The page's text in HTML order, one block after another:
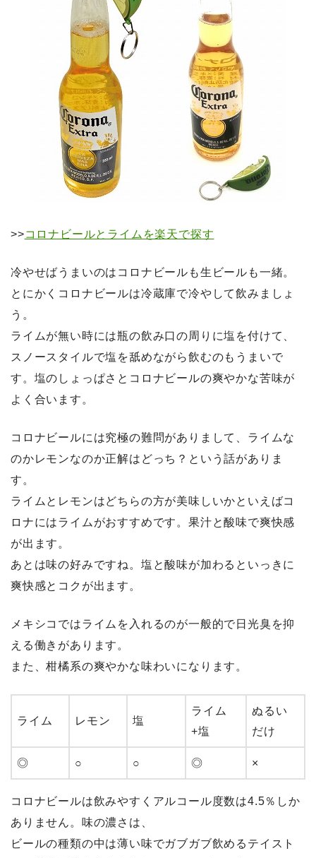
>>コロナビールとライムを楽天で探す
冷やせばうまいのはコロナビールも生ビールも一緒。
とにかくコロナビールは冷蔵庫で冷やして飲みましょ
う。
ライムが無い時には瓶の飲み口の周りに塩を付けて、
スノースタイルで塩を舐めながら飲むのもうまいで
す。塩のしょっぱさとコロナビールの爽やかな苦味が
よく合います。
コロナビールには究極の難問がありまして、ライムな
のかレモンなのか正解はどっち？という話がありま
す。
ライムとレモンはどちらの方が美味しいかといえばコ
ロナにはライムがおすすめです。果汁と酸味で爽快感
が出ます。
あとは味の好みですね。塩と酸味が加わるといっきに
爽快感とコクが出ます。
メキシコではライムを入れるのが一般的で日光臭を抑
える働きがあります。
また、柑橘系の爽やかな味わいになります。
ライム レモン 塩
ライム
+塩
ぬるい
だけ
◎ ○ ○ ◎ ×
コロナビールは飲みやすくアルコール度数は4.5％しか
ありません。味の濃さは、
ビールの種類の中は薄い味でガブガブ飲めるテイスト